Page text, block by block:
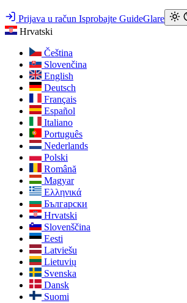
Prijava u račun Isprobajte GuideGlare
Hrvatski
Čeština
Slovenčina
English
Deutsch
Français
Español
Italiano
Português
Nederlands
Polski
Română
Magyar
Ελληνικά
Български
Hrvatski
Slovenščina
Eesti
Latviešu
Lietuvių
Svenska
Dansk
Suomi